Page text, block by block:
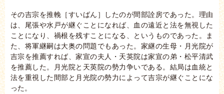
その吉宗を推輓［すいばん］したのが間部詮房であった。理由
は、尾張や水戸が継ぐことになれば、血の遠近と法を無視した
ことになり、禍根を残すことになる、というものであった。ま
た、将軍継嗣は大奥の問題でもあった。家継の生母・月光院が
吉宗を推薦すれば、家宣の夫人・天英院は家宣の弟・松平清武
を推薦した。月光院と天英院の勢力争いである。結局は血統と
法を重視した間部と月光院の勢力によって吉宗が継ぐことにな
った。